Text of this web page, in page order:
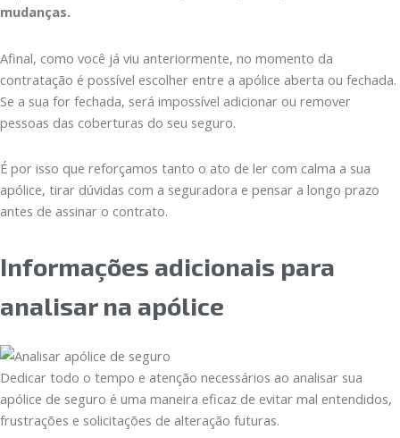
mudanças.
Afinal, como você já viu anteriormente, no momento da
contratação é possível escolher entre a apólice aberta ou fechada.
Se a sua for fechada, será impossível adicionar ou remover
pessoas das coberturas do seu seguro.
É por isso que reforçamos tanto o ato de ler com calma a sua
apólice, tirar dúvidas com a seguradora e pensar a longo prazo
antes de assinar o contrato.
Informações adicionais para
analisar na apólice
Dedicar todo o tempo e atenção necessários ao analisar sua
apólice de seguro é uma maneira eficaz de evitar mal entendidos,
frustrações e solicitações de alteração futuras.